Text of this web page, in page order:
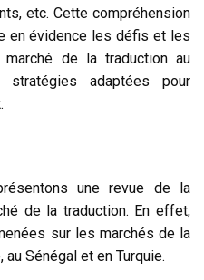
etc. Cette compréhension
en évidence les défis et les
de la traduction au
stratégies adaptées pour
une revue de la
de la traduction. En effet,
sur les marchés de la
au Sénégal et en Turquie.